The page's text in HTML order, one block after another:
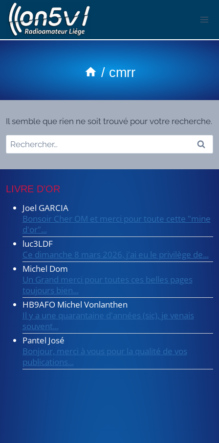
Aller
au
contenu
/ cmrr
Il semble que rien ne soit trouvé pour votre recherche.
Rechercher :
LIVRE D’OR
Joel GARCIA
Bonsoir Cher OM et merci pour toute cette "mine
d'or"...
luc3LDF
Ce dimanche 8 mars 2026, j'ai eu le privilège de...
Michel Dom
Un Grand merci pour toutes ces belles pages
toujours bien...
HB9AFO Michel Vonlanthen
Il y a une quarantaine d'années (sic), je venais
souvent...
Pantel José
Bonjour, merci à vous pour la qualité de vos
publications...